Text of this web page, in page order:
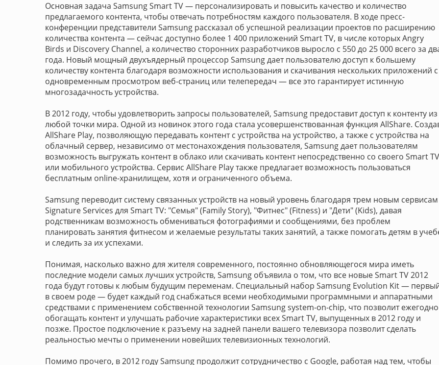
Основная задача Samsung Smart TV — персонализировать и повысить качество и количество
предлагаемого контента, чтобы отвечать потребностям каждого пользователя. В ходе пресс-
конференции представители Samsung рассказал об успешной реализации проектов по расширению
количества контента — сейчас доступно более 1 400 приложений Smart TV, в числе которых Angry
Birds и Discovery Channel, а количество сторонних разработчиков выросло с 550 до 25 000 всего за
года. Новый мощный двухъядерный процессор Samsung дает пользователю доступ к большему
количеству контента благодаря возможности использования и скачивания нескольких приложений с
одновременным просмотром веб-страниц или телепередач — все это гарантирует истинную
многозадачность устройства.
В 2012 году, чтобы удовлетворить запросы пользователей, Samsung предоставит доступ к контенту из
любой точки мира. Одной из новинок этого года стала усовершенствованная функция AllShare.
AllShare Play, позволяющую передавать контент с устройства на устройство, а также с устройства на
облачный сервер, независимо от местонахождения пользователя, Samsung дает пользователям
возможность выгружать контент в облако или скачивать контент непосредственно со своего Smart TV
или мобильного устройства. Сервис AllShare Play также предлагает возможность пользоваться
бесплатным online-хранилищем, хотя и ограниченного объема.
Samsung переводит систему связанных устройств на новый уровень благодаря трем новым сервисам
Signature Services для Smart TV: "Семья" (Family Story), "Фитнес" (Fitness) и "Дети" (Kids), давая
родственникам возможность обмениваться фотографиями и сообщениями, без проблем
планировать занятия фитнесом и желаемые результаты таких занятий, а также помогать детям в
и следить за их успехами.
Понимая, насколько важно для жителя современного, постоянно обновляющегося мира иметь
последние модели самых лучших устройств, Samsung объявила о том, что все новые Smart TV 2012
года будут готовы к любым будущим переменам. Специальный набор Samsung Evolution Kit —
в своем роде — будет каждый год снабжаться всеми необходимыми программными и аппаратными
средствами с применением собственной технологии Samsung system-on-chip, что позволит ежегодно
обогащать контент и улучшать рабочие характеристики всех Smart TV, выпущенных в 2012 году и
позже. Простое подключение к разъему на задней панели вашего телевизора позволит сделать
реальностью мечты о применении новейших телевизионных технологий.
Помимо прочего, в 2012 году Samsung продолжит сотрудничество с Google, работая над тем, чтобы